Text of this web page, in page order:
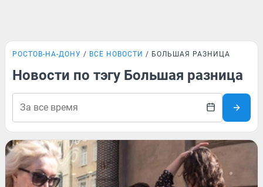
РОСТОВ-НА-ДОНУ ВСЕ НОВОСТИ БОЛЬШАЯ РАЗНИЦА
Новости по тэгу Большая разница